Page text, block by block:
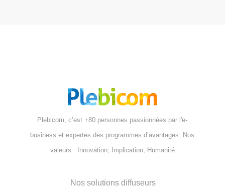
Plebicom, c’est +80 personnes passionnées par l'e-
business et expertes des programmes d’avantages. Nos
valeurs : Innovation, Implication, Humanité
Nos solutions diffuseurs